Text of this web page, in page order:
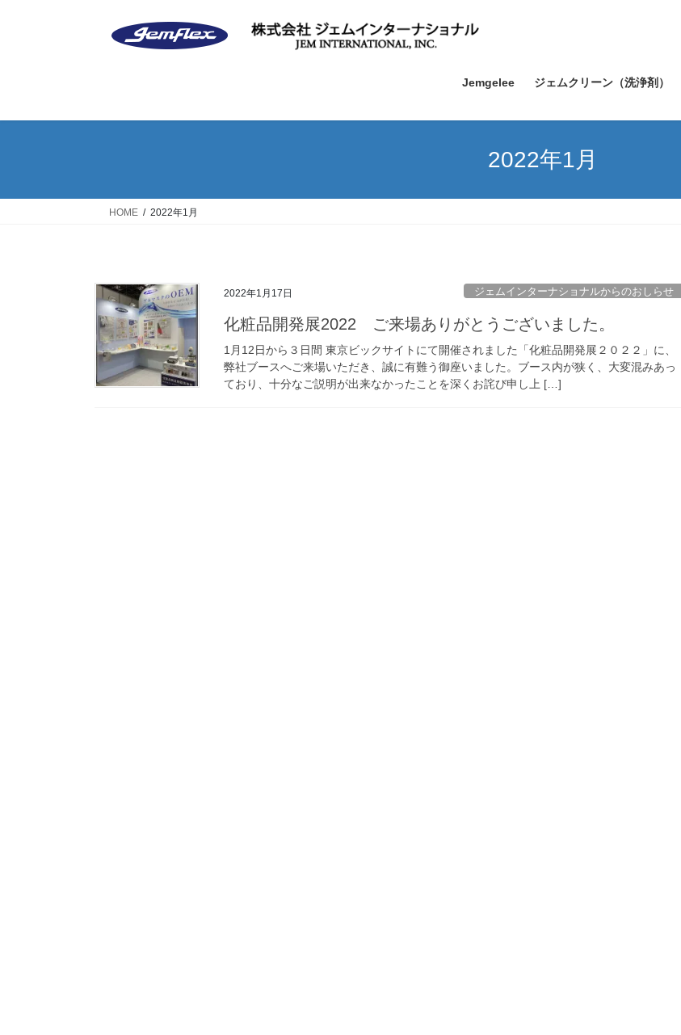
ス
ン
Jemgelee ジェムクリーン（洗浄剤）
2022年1月
HOME 2022年1月
2022年1月17日 ジェムインターナショナルからのおしらせ
化粧品開発展2022 ご来場ありがとうございました。
1月12日から３日間 東京ビックサイトにて開催されました「化粧品開発展２０２２」に、
弊社ブースへご来場いただき、誠に有難う御座いました。ブース内が狭く、大変混みあっ
ており、十分なご説明が出来なかったことを深くお詫び申し上 […]